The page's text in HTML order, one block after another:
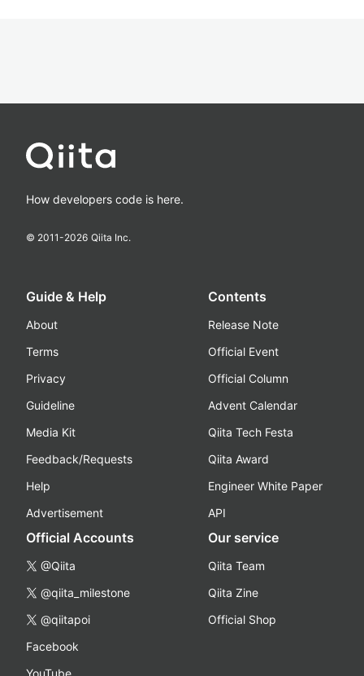
How developers code is here.
© 2011-2026 Qiita Inc.
Guide & Help
About
Terms
Privacy
Guideline
Media Kit
Feedback/Requests
Help
Advertisement
Contents
Release Note
Official Event
Official Column
Advent Calendar
Qiita Tech Festa
Qiita Award
Engineer White Paper
API
Official Accounts
@Qiita
@qiita_milestone
@qiitapoi
Facebook
Our service
Qiita Team
Qiita Zine
Official Shop